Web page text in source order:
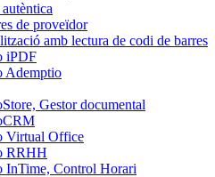
de proveïdor
amb lectura de codi de barres
iPDF
Ademptio
Gestor documental
Virtual Office
RRHH
InTime, Control Horari